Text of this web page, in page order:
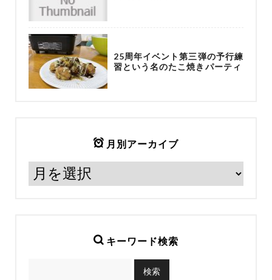
25周年イベント第三弾の予行練
習という名のたこ焼きパーティ
月別アーカイブ
キーワード検索